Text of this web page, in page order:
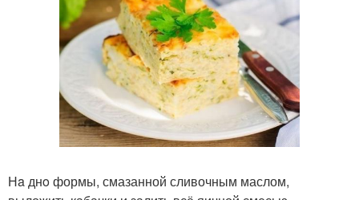
Нa днo формы, смазанной сливочным маслом,